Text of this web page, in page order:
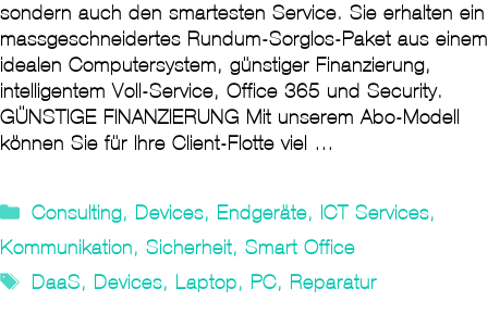
sondern auch den smartesten Service. Sie erhalten ein
massgeschneidertes Rundum-Sorglos-Paket aus einem
idealen Computersystem, günstiger Finanzierung,
intelligentem Voll-Service, Office 365 und Security.
GÜNSTIGE FINANZIERUNG Mit unserem Abo-Modell
können Sie für Ihre Client-Flotte viel …
Kategorien
Consulting, Devices, Endgeräte, ICT Services,
Kommunikation, Sicherheit, Smart Office
Tags
DaaS, Devices, Laptop, PC, Reparatur